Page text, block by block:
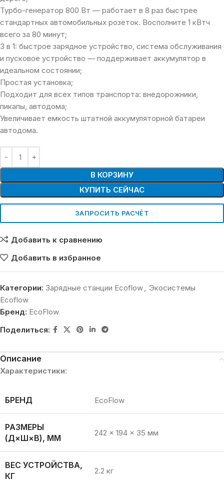
Турбо-генератор 800 Вт — работает в 8 раз быстрее
стандартных автомобильных розеток. Восполните 1 кВтч
всего за 80 минут;
3 в 1: быстрое зарядное устройство, система обслуживания
и пусковое устройство — поддерживает аккумулятор в
идеальном состоянии;
Простая установка;
Подходит для всех типов транспорта: внедорожники,
пикапы, автодома;
Увеличивает емкость штатной аккумуляторной батареи
автодома.
В КОРЗИНУ
КУПИТЬ СЕЙЧАС
ЗАПРОСИТЬ РАСЧЁТ
Добавить к сравнению
Добавить в избранное
Категории: Зарядные станции Ecoflow, Экосистемы
Ecoflow
Бренд: EcoFlow
Поделиться:
Описание
Характеристики:
БРЕНД EcoFlow
РАЗМЕРЫ
(Д×Ш×В), ММ
242 × 194 × 35 мм
ВЕС УСТРОЙСТВА,
КГ
2.2 кг